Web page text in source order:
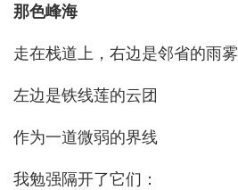
那色峰海
走在栈道上，右边是邻省的雨雾
左边是铁线莲的云团
作为一道微弱的界线
我勉强隔开了它们：